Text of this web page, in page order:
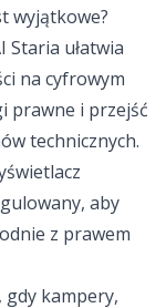
wyjątkowe?
Staria ułatwia
na cyfrowym
prawne i przejść
technicznych.
aby
z prawem
kampery,